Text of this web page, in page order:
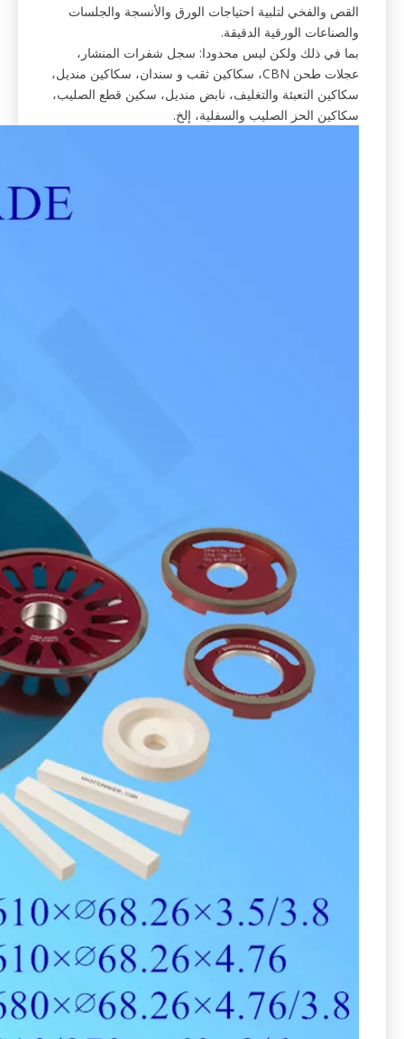
القص والفخي لتلبية احتياجات الورق والأنسجة والجلسات
والصناعات الورقية الدقيقة.
بما في ذلك ولكن ليس محدودا: سجل شفرات المنشار،
عجلات طحن CBN، سكاكين ثقب و سندان، سكاكين منديل،
سكاكين التعبئة والتغليف، نابض منديل، سكين قطع الصليب،
سكاكين الحز الصليب والسفلية، إلخ.